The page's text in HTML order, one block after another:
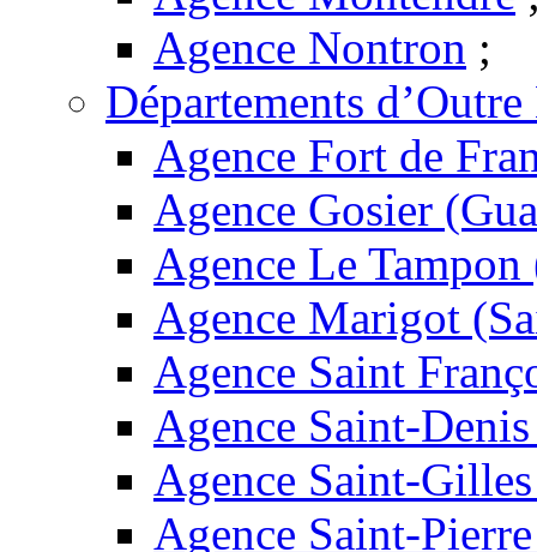
Agence Nontron ;
Départements
Agence Fort de
Agence Gosier
Agence Le
Agence Marigot
Agence Saint
Agence Saint-
Agence Saint-
Agence Saint-